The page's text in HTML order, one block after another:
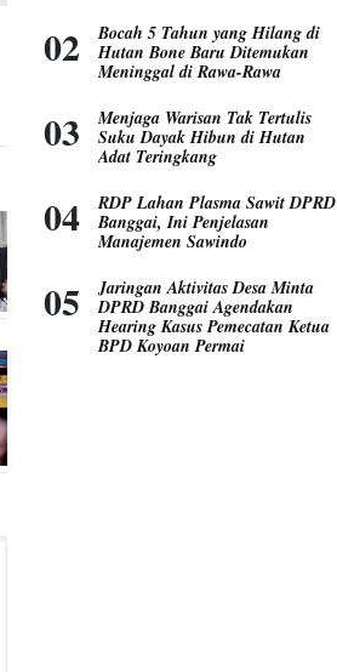
Bocah 5 Tahun yang Hilang di
Hutan Bone Baru Ditemukan
Meninggal di Rawa-Rawa
Menjaga Warisan Tak Tertulis
Suku Dayak Hibun di Hutan
Adat Teringkang
RDP Lahan Plasma Sawit DPRD
Banggai, Ini Penjelasan
Manajemen Sawindo
Jaringan Aktivitas Desa Minta
DPRD Banggai Agendakan
Hearing Kasus Pemecatan Ketua
BPD Koyoan Permai